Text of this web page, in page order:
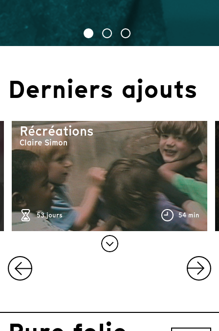
Derniers ajouts
25 min
Récréations
Claire Simon
53 jours 54 min
m
1